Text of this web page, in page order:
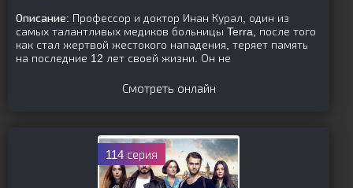
Описание: Профессор и доктор Инан Курал, один из
самых талантливых медиков больницы Terra, после того
как стал жертвой жестокого нападения, теряет память
на последние 12 лет своей жизни. Он не
Смотреть онлайн
114 серия